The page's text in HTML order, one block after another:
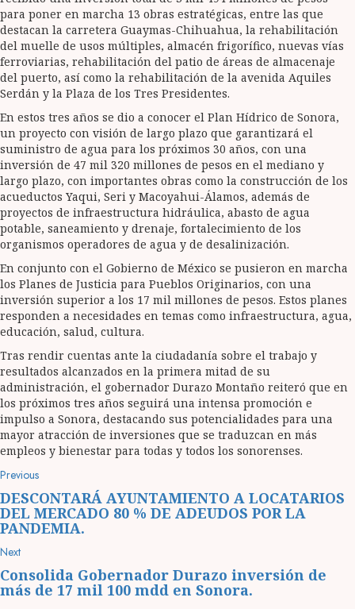
para poner en marcha 13 obras estratégicas, entre las que
destacan la carretera Guaymas-Chihuahua, la rehabilitación
del muelle de usos múltiples, almacén frigorífico, nuevas vías
ferroviarias, rehabilitación del patio de áreas de almacenaje
del puerto, así como la rehabilitación de la avenida Aquiles
Serdán y la Plaza de los Tres Presidentes.
En estos tres años se dio a conocer el Plan Hídrico de Sonora,
un proyecto con visión de largo plazo que garantizará el
suministro de agua para los próximos 30 años, con una
inversión de 47 mil 320 millones de pesos en el mediano y
largo plazo, con importantes obras como la construcción de los
acueductos Yaqui, Seri y Macoyahui-Álamos, además de
proyectos de infraestructura hidráulica, abasto de agua
potable, saneamiento y drenaje, fortalecimiento de los
organismos operadores de agua y de desalinización.
En conjunto con el Gobierno de México se pusieron en marcha
los Planes de Justicia para Pueblos Originarios, con una
inversión superior a los 17 mil millones de pesos. Estos planes
responden a necesidades en temas como infraestructura, agua,
educación, salud, cultura.
Tras rendir cuentas ante la ciudadanía sobre el trabajo y
resultados alcanzados en la primera mitad de su
administración, el gobernador Durazo Montaño reiteró que en
los próximos tres años seguirá una intensa promoción e
impulso a Sonora, destacando sus potencialidades para una
mayor atracción de inversiones que se traduzcan en más
empleos y bienestar para todas y todos los sonorenses.
Post
navigation
PreviousPrevious
post:
DESCONTARÁ AYUNTAMIENTO A LOCATARIOS
DEL MERCADO 80 % DE ADEUDOS POR LA
PANDEMIA.
NextNext
Consolida Gobernador Durazo inversión de
más de 17 mil 100 mdd en Sonora.